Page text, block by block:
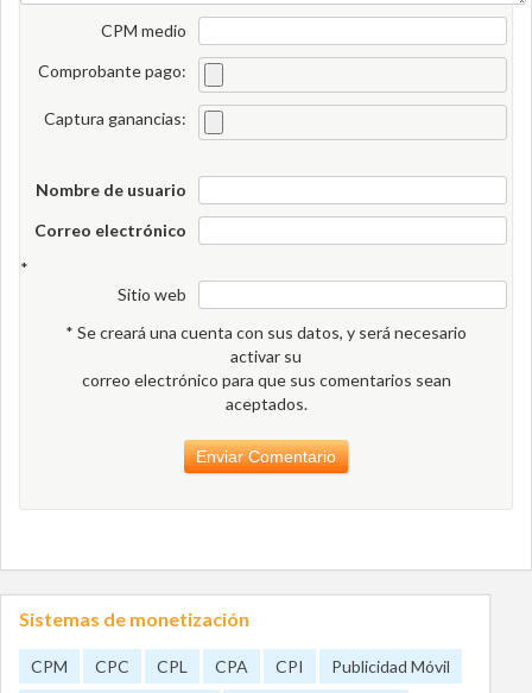
CPM medio
Comprobante pago:
Captura ganancias:
Nombre de usuario
Correo electrónico
*
Sitio web
* Se creará una cuenta con sus datos, y será necesario
activar su
correo electrónico para que sus comentarios sean
aceptados.
Sistemas de monetización
CPM CPC CPL CPA CPI
Publicidad Móvil